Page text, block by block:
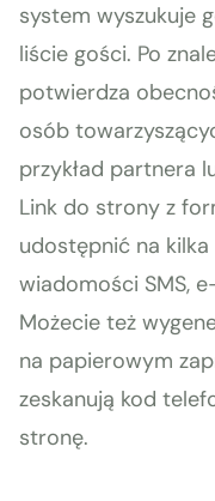
system wyszukuje
liście gości. Po
potwierdza
osób
przykład partnera
Link do strony z
udostępnić na
wiadomości SMS,
Możecie też
na papierowym
zeskanują kod
stronę.